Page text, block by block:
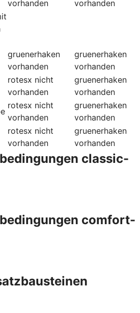
vorhanden
vorhanden
gruenerhaken
vorhanden
gruenerhaken
vorhanden
rotesx nicht
vorhanden
gruenerhaken
vorhanden
rotesx nicht
vorhanden
gruenerhaken
vorhanden
rotesx nicht
vorhanden
gruenerhaken
vorhanden
classic-
comfort-